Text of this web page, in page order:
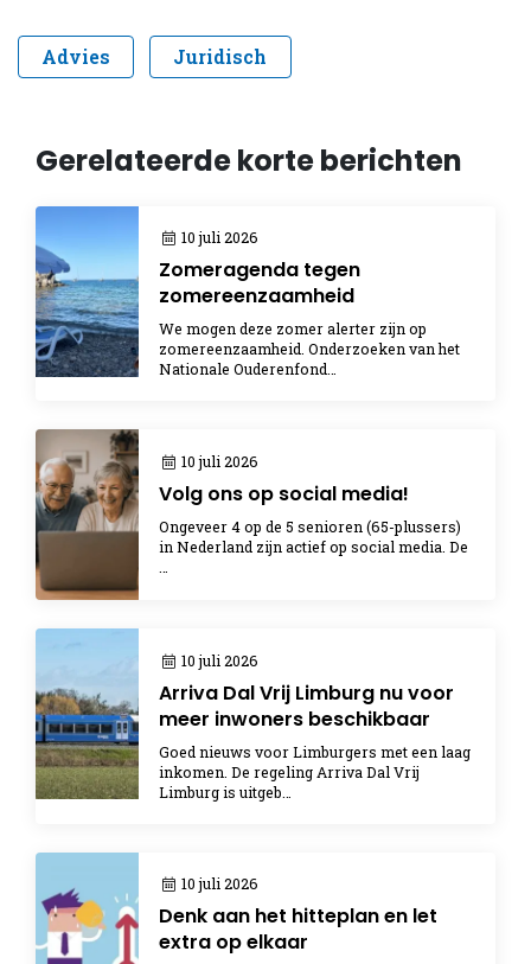
Advies Juridisch
Gerelateerde korte berichten
10 juli 2026
Zomeragenda tegen
zomereenzaamheid
We mogen deze zomer alerter zijn op
zomereenzaamheid. Onderzoeken van het
Nationale Ouderenfond…
10 juli 2026
Volg ons op social media!
Ongeveer 4 op de 5 senioren (65-plussers)
in Nederland zijn actief op social media. De
10 juli 2026
Arriva Dal Vrij Limburg nu voor
meer inwoners beschikbaar
Goed nieuws voor Limburgers met een laag
inkomen. De regeling Arriva Dal Vrij
Limburg is uitgeb…
10 juli 2026
Denk aan het hitteplan en let
extra op elkaar